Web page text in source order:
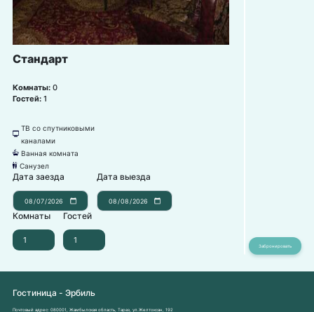
Стандарт
Комнаты: 0
Гостей: 1
넎
ТВ со спутниковыми
каналами
넸 Ванная комната
댃 Санузел
Дата заезда Дата выезда
Комнаты Гостей
Гостиница - Эрбиль
Почтовый адрес: 080001, Жамбылская область, Тараз, ул.Желтоксан, 192